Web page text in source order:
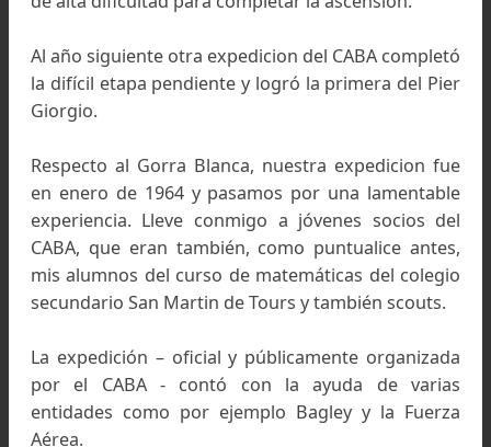
Carlos Comesaña en el Gran Techo circa año mayo
Sierra de la Ventana.
-Casi hizo la 1era ascensión al Cerro
Blanca, ¿Como fue?